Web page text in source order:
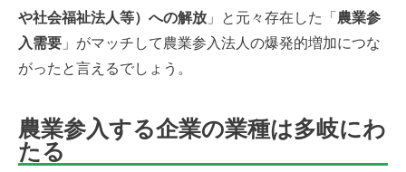
や社会福祉法人等）への解放 」と元々存在した「 農業参
入需要 」がマッチして農業参入法人の爆発的増加につな
がったと言えるでしょう。
農業参入する企業の業種は多岐にわ
たる